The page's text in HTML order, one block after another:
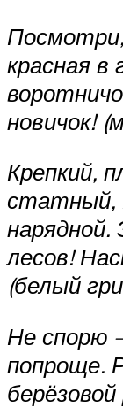
красная в
новичок!
Крепкий,
статный,
нарядной.
лесов!
(белый
Не спорю
попроще.